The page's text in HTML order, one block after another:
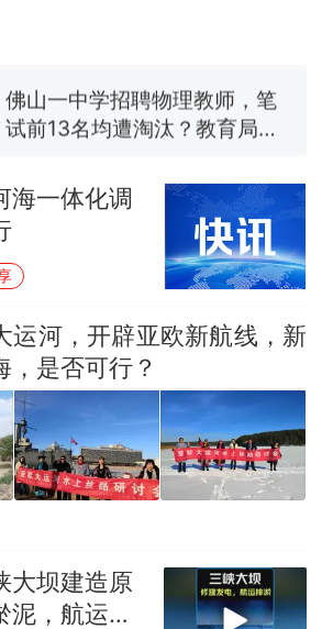
佛山一中学招聘物理教师，笔
试前13名均遭淘汰？教育局：
核查
官方通报
热
那个在床头放菜刀的女孩，
因老师一句“跟我回家”改写了
人生
海一体化调
运河，开辟亚欧新航线，新
，是否可行？
大坝建造原
泥，航运，